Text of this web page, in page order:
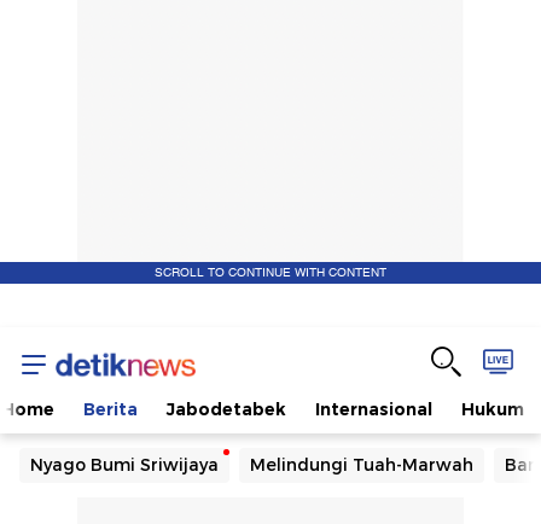
SCROLL TO CONTINUE WITH CONTENT
Home Berita Jabodetabek Internasional Hukum
Nyago Bumi Sriwijaya Melindungi Tuah-Marwah